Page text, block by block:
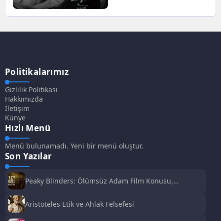
Politikalarımız
Gizlilik Politikası
Hakkımızda
İletişim
Künye
Hızlı Menü
Menü bulunamadı. Yeni bir menü oluştur.
Son Yazılar
Peaky Blinders: Ölümsüz Adam Film Konusu,
Aristoteles Etik ve Ahlak Felsefesi